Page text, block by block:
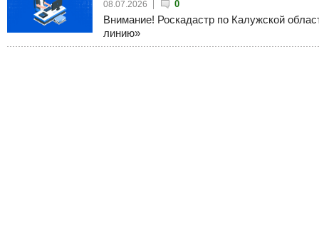
08.07.2026 0
Внимание! Роскадастр по Калужской
линию»